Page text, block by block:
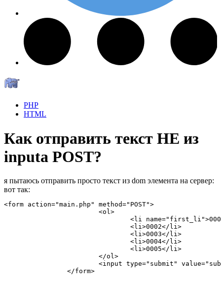
PHP
HTML
Как отправить текст НЕ из
inputa POST?
я пытаюсь отправить просто текст из dom элемента на сервер:
вот так:
<form action="main.php" method="POST">
		</form>